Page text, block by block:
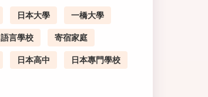
日本大學
一橋大學
語言學校
寄宿家庭
日本高中
日本專門學校